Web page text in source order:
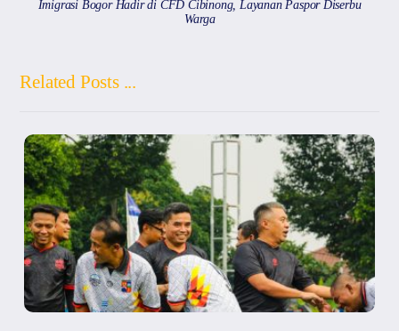
Imigrasi Bogor Hadir di CFD Cibinong, Layanan Paspor Diserbu
Warga
Related Posts ...